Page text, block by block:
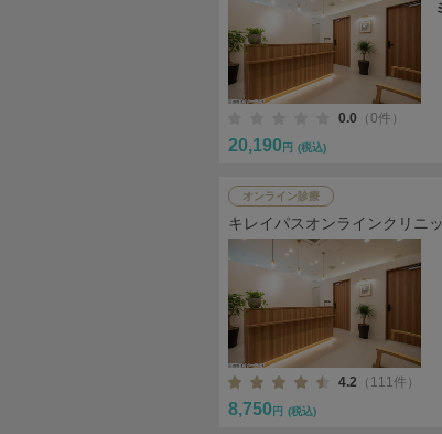
0.0 （0件）
20,190 円 (税込)
オンライン診療
キレイパスオンラインクリニ
4.2 （111件）
8,750 円 (税込)